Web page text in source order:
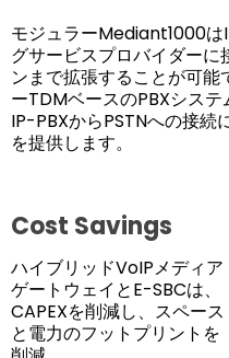
モジュラーMediant1000は
グサービスプロバイダーに
ンまで拡張することが可能
ーTDMベースのPBXシス
IP-PBXからPSTNへの接続
を提供します。
Cost Savings
ハイブリッドVoIPメディア
ゲートウェイとE-SBCは、
CAPEXを削減し、スペース
と電力のフットプリントを